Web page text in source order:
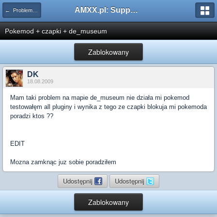
← Problemy z pluginami AMXX.pl: Support AMX Mod X i SourceMod
Pokemod + czapki + de_museum
Zablokowany
DK
18.08.2009
Mam taki problem na mapie de_museum nie działa mi pokemod
testowałęm all pluginy i wynika z tego ze czapki blokuja mi pokemoda
poradzi ktos ??
EDIT
Mozna zamknąc juz sobie poradziłem
Udostępnij Udostępnij
Zablokowany